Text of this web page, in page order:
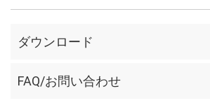
ダウンロード
FAQ/お問い合わせ